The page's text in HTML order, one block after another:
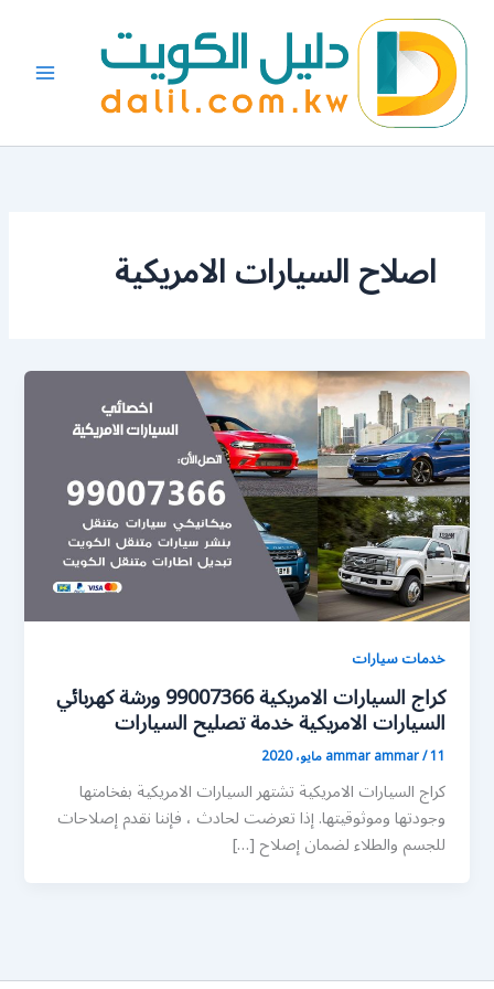
المحتوى
اصلاح السيارات الامريكية
خدمات سيارات
كراج السيارات الامريكية 99007366 ورشة كهربائي
السيارات الامريكية خدمة تصليح السيارات
ammar ammar/11 مايو، 2020
كراج السيارات الامريكية تشتهر السيارات الامريكية بفخامتها
وجودتها وموثوقيتها. إذا تعرضت لحادث ، فإننا نقدم إصلاحات
للجسم والطلاء لضمان إصلاح […]